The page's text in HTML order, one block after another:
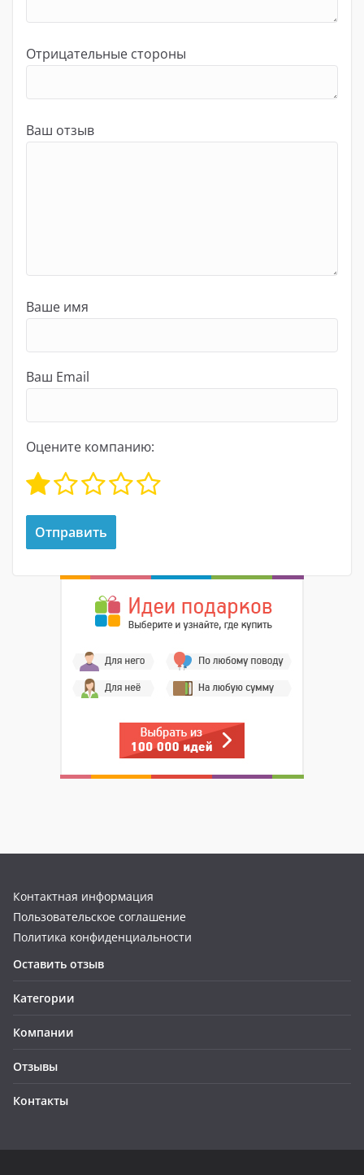
Отрицательные стороны
Ваш отзыв
Ваше имя
Ваш Email
Оцените компанию:
Контактная информация
Пользовательское соглашение
Политика конфиденциальности
Оставить отзыв
Категории
Компании
Отзывы
Контакты